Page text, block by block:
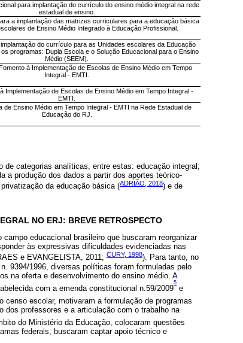
para implantação do currículo do ensino médio integral na rede
estadual de ensino.
a implantação das matrizes curriculares para a educação básica
de Ensino Médio Integrado à Educação Profissional.
do currículo para as Unidades escolares da Educação
programas: Dupla Escola e o Solução Educacional para o Ensino
Médio (SEEM).
à Implementação de Escolas de Ensino Médio em Tempo
Integral - EMTI.
Implementação de Escolas de Ensino Médio em Tempo Integral -
EMTI.
de Ensino Médio em Tempo Integral - EMTI na Rede Estadual de
Educação do RJ.
categorias analíticas, entre estas: educação integral;
a produção dos dados a partir dos aportes teórico-
da educação básica (ADRIÃO, 2018) e de
NO ERJ: BREVE RETROSPECTO
educacional brasileiro que buscaram reorganizar
às expressivas dificuldades evidenciadas nas
e EVANGELISTA, 2011; CURY, 1998). Para tanto, no
9394/1996, diversas políticas foram formuladas pelo
na oferta e desenvolvimento do ensino médio. A
com a emenda constitucional n.59/2009
5
e
censo escolar, motivaram a formulação de programas
dos professores e a articulação com o trabalho na
do Ministério da Educação, colocaram questões
federais, buscaram captar apoio técnico e